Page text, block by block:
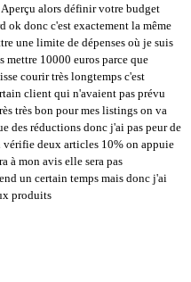
alors définir votre budget
donc c'est exactement la même
une limite de dépenses où je suis
mettre 10000 euros parce que
courir très longtemps c'est
client qui n'avaient pas prévu
très bon pour mes listings on va
des réductions donc j'ai pas peur de
deux articles 10% on appuie
à mon avis elle sera pas
un certain temps mais donc j'ai
produits